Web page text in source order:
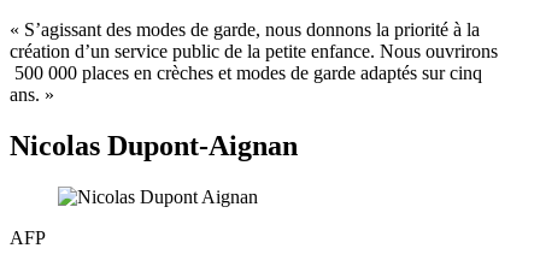
« S’agissant des modes de garde, nous donnons la priorité à la
création d’un service public de la petite enfance. Nous ouvrirons
500 000 places en crèches et modes de garde adaptés sur cinq
ans. »
Nicolas Dupont-Aignan
AFP